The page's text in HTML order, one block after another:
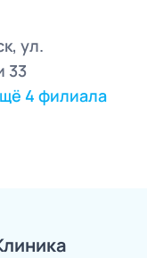
ул.
33
4 филиала